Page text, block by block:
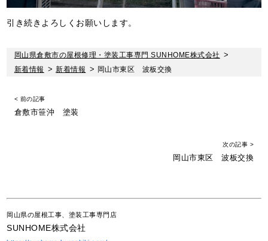
引き続きよろしくお願いします。
岡山県倉敷市の屋根修理・塗装工事専門 SUNHOME株式会社 >
新着情報 >新着情報 > 岡山市東区 波板交換
< 前の記事
倉敷市笹沖 塗装
次の記事 >
岡山市東区 波板交換
岡山県の屋根工事、塗装工事専門店
SUNHOME株式会社